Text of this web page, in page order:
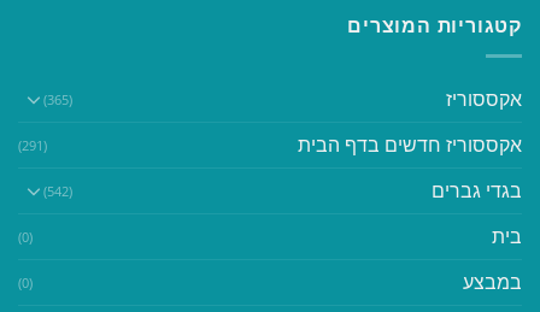
קטגוריות המוצרים
אקססוריז (365)
אקססוריז חדשים בדף הבית (291)
בגדי גברים (542)
בית (0)
במבצע (0)